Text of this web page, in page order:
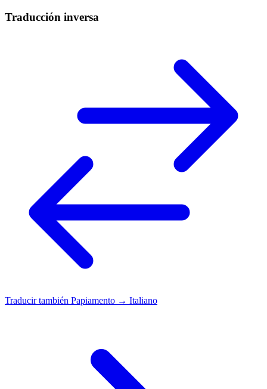
Traducción inversa
Traducir también Papiamento → Italiano